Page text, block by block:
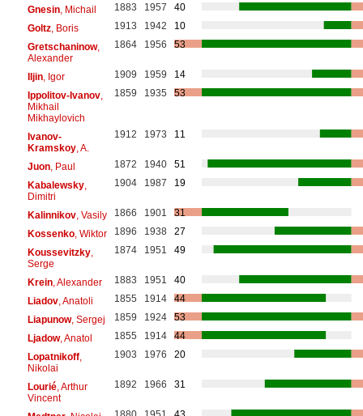
Gnesin, Michail 1883 1957
40
Goltz, Boris 1913 1942
10
Gretschaninow,
Alexander
1864 1956 53
Iljin, Igor 1909 1959
14
Ippolitov-Ivanov,
Mikhail
Mikhaylovich
1859 1935 53
Ivanov-
Kramskoy, A.
1912 1973 11
Juon, Paul 1872 1940
51
Kabalewsky,
Dimitri
1904 1987 19
Kalinnikov, Vasily 1866 1901
31
Kossenko, Wiktor 1896 1938
27
Koussevitzky,
Serge
1874 1951 49
Krein, Alexander 1883 1951
40
Liadov, Anatoli 1855 1914
44
Liapunow, Sergej 1859 1924
53
Ljadow, Anatol 1855 1914
44
Lopatnikoff,
Nikolai
1903 1976 20
Lourié, Arthur
Vincent
1892 1966 31